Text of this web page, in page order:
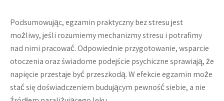
Podsumowując, egzamin praktyczny bez stresu jest
możliwy, jeśli rozumiemy mechanizmy stresu i potrafimy
nad nimi pracować. Odpowiednie przygotowanie, wsparcie
otoczenia oraz świadome podejście psychiczne sprawiają, że
napięcie przestaje być przeszkodą. W efekcie egzamin może
stać się doświadczeniem budującym pewność siebie, a nie